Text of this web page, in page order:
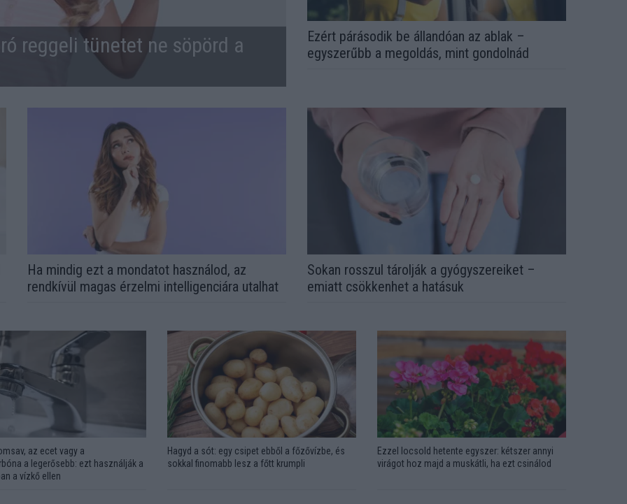
reggeli tünetet ne söpörd a
Ezért párásodik be állandóan az ablak –
egyszerűbb a megoldás, mint gondolnád
Ha mindig ezt a mondatot használod, az
rendkívül magas érzelmi intelligenciára utalhat
Sokan rosszul tárolják a gyógyszereiket –
emiatt csökkenhet a hatásuk
az ecet vagy a
a legerősebb: ezt használják a
a vízkő ellen
Hagyd a sót: egy csipet ebből a főzővízbe, és
sokkal finomabb lesz a főtt krumpli
Ezzel locsold hetente egyszer: kétszer annyi
virágot hoz majd a muskátli, ha ezt csinálod